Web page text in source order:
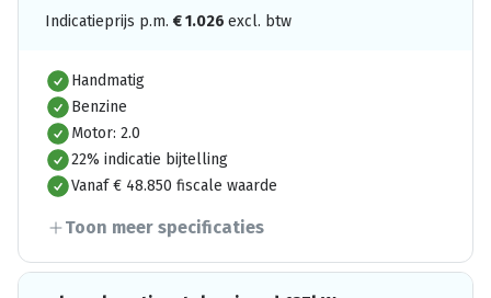
Indicatieprijs p.m. €1.026 excl. btw
Handmatig
Benzine
Motor: 2.0
22% indicatie bijtelling
Vanaf € 48.850 fiscale waarde
Toon meer specificaties